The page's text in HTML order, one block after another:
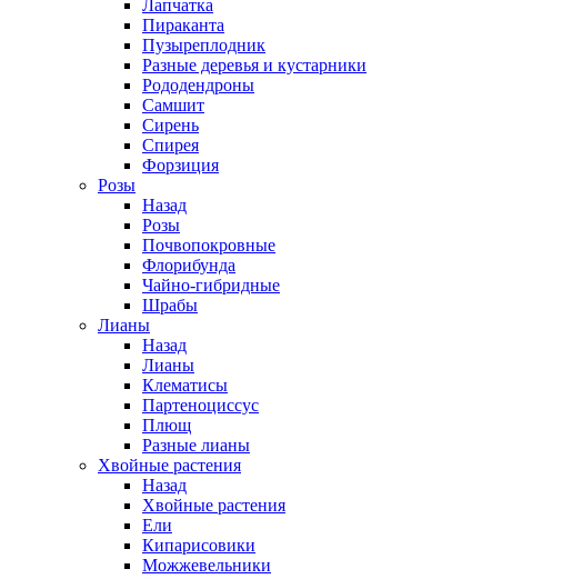
Лапчатка
Пираканта
Пузыреплодник
Разные деревья и кустарники
Рододендроны
Самшит
Сирень
Спирея
Форзиция
Розы
Назад
Розы
Почвопокровные
Флорибунда
Чайно-гибридные
Шрабы
Лианы
Назад
Лианы
Клематисы
Партеноциссус
Плющ
Разные лианы
Хвойные растения
Назад
Хвойные растения
Ели
Кипарисовики
Можжевельники